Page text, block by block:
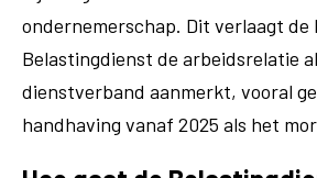
ondernemerschap. Dit verlaagt de
Belastingdienst de arbeidsrelatie
dienstverband aanmerkt, vooral
handhaving vanaf 2025 als het